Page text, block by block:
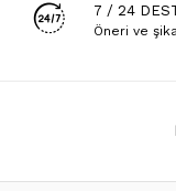
7 / 24
Öneri ve